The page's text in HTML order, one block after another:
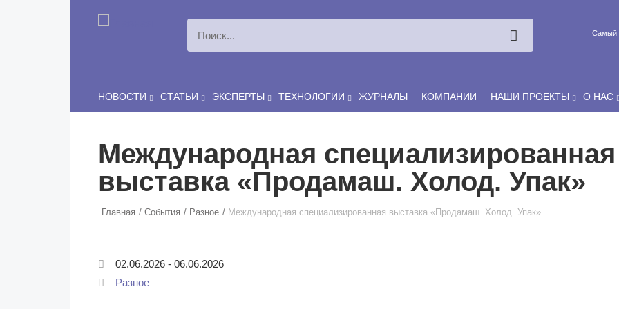
Если у нас есть беспривязь, все животные чипированы и
КсенияЯРОВАЯ
Принято считать, что еда — источник удовольствия, и маркетинг
десятилетиями строился именно вокруг…
Самый
НОВОСТИ СТАТЬИ ЭКСПЕРТЫ ТЕХНОЛОГИИ ЖУРНАЛЫ КОМПАНИИ НАШИ ПРОЕКТЫ О НАС
Международная специализированная
выставка «Продамаш. Холод. Упак»
Главная События Разное Международная специализированная выставка «Продамаш. Холод. Упак»
02.06.2026 - 06.06.2026
Разное